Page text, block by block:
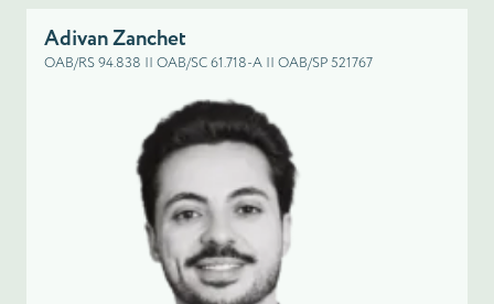
Adivan Zanchet
OAB/RS 94.838 || OAB/SC 61.718-A || OAB/SP 521767